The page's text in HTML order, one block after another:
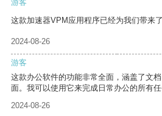
游客
这款加速器VPM应用程序已经为我们带来
2024-08-26
游客
这款办公软件的功能非常全面，涵盖了文
面。我可以使用它来完成日常办公的所有任
2024-08-26